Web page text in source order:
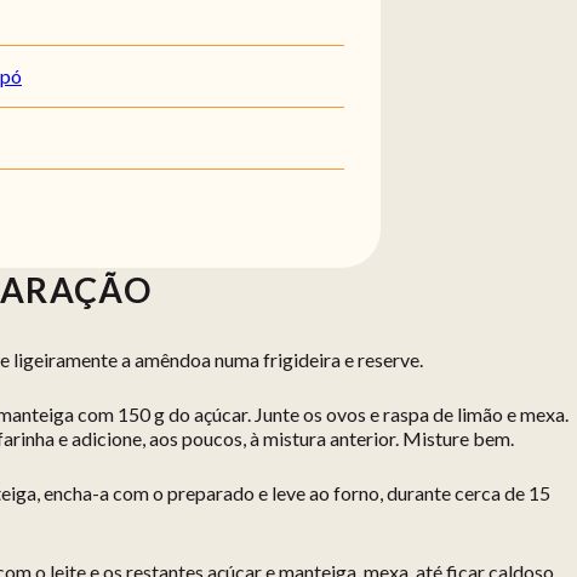
ligeiramente a amêndoa numa frigideira e reserve.
com 150 g do açúcar. Junte os ovos e raspa de limão e mexa.
e adicione, aos poucos, à mistura anterior. Misture bem.
encha-a com o preparado e leve ao forno, durante cerca de 15
o leite e os restantes açúcar e manteiga, mexa, até ficar caldoso,